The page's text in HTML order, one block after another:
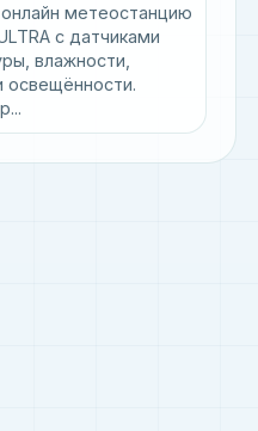
метеостанцию
с датчиками
влажности,
освещённости.